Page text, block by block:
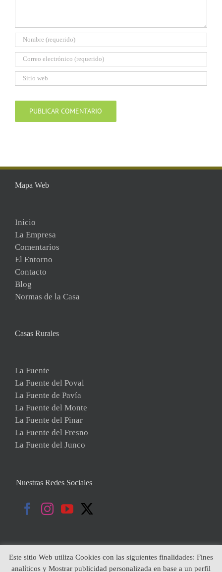
Mapa Web
Inicio
La Empresa
Comentarios
El Entorno
Contacto
Blog
Normas de la Casa
Casas Rurales
La Fuente
La Fuente del Poval
La Fuente de Pavía
La Fuente del Monte
La Fuente del Pinar
La Fuente del Fresno
La Fuente del Junco
Nuestras Redes Sociales
Este sitio Web utiliza Cookies con las siguientes finalidades: Fines
analíticos y Mostrar publicidad personalizada en base a un perfil